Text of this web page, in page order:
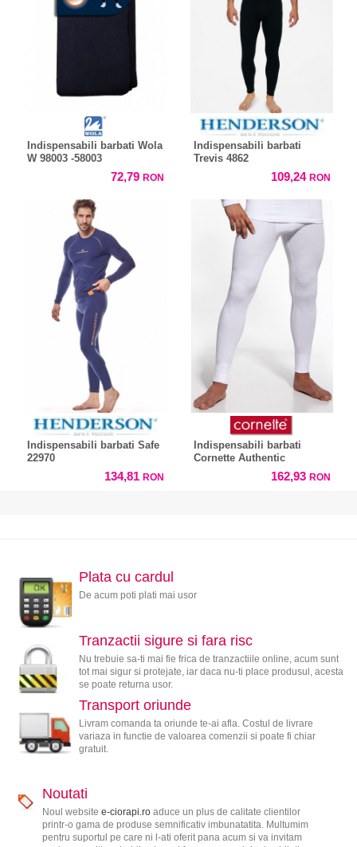
Indispensabili barbati Wola
W 98003 -58003
72,79 RON
Indispensabili barbati
Trevis 4862
109,24 RON
Indispensabili barbati Safe
22970
134,81 RON
Indispensabili barbati
Cornette Authentic
162,93 RON
Plata cu cardul
De acum poti plati mai usor
Tranzactii sigure si fara risc
Nu trebuie sa-ti mai fie frica de tranzactiile online, acum sunt
tot mai sigur si protejate, iar daca nu-ti place produsul, acesta
se poate returna usor.
Transport oriunde
Livram comanda ta oriunde te-ai afla. Costul de livrare
variaza in functie de valoarea comenzii si poate fi chiar
gratuit.
Noutati
Noul website e-ciorapi.roaduce un plus de calitate clientilor
printr-o gama de produse semnificativ imbunatatita. Multumim
pentru suportul pe care ni l-ati oferit pana acum si va invitam